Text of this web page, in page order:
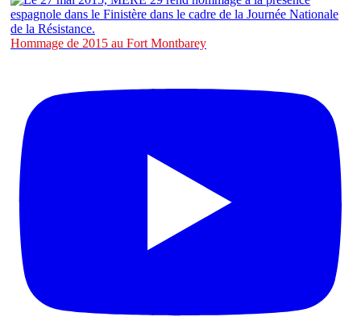
Hommage de 2015 au Fort Montbarey